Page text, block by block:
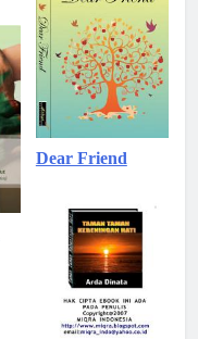
Dear Friend